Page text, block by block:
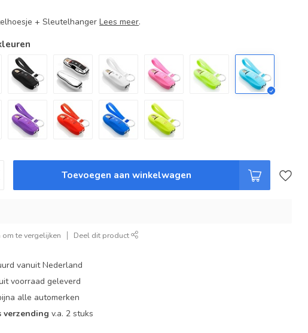
+ SleutelhangerLees meer.
Toevoegen aan winkelwagen
om te vergelijken Deel dit product
vanuit Nederland
voorraad geleverd
alle automerken
verzending v.a. 2 stuks